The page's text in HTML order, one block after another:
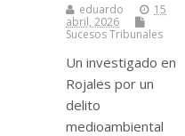
eduardo
15
abril, 2026
Sucesos Tribunales
Un investigado en
Rojales por un
delito
medioambiental